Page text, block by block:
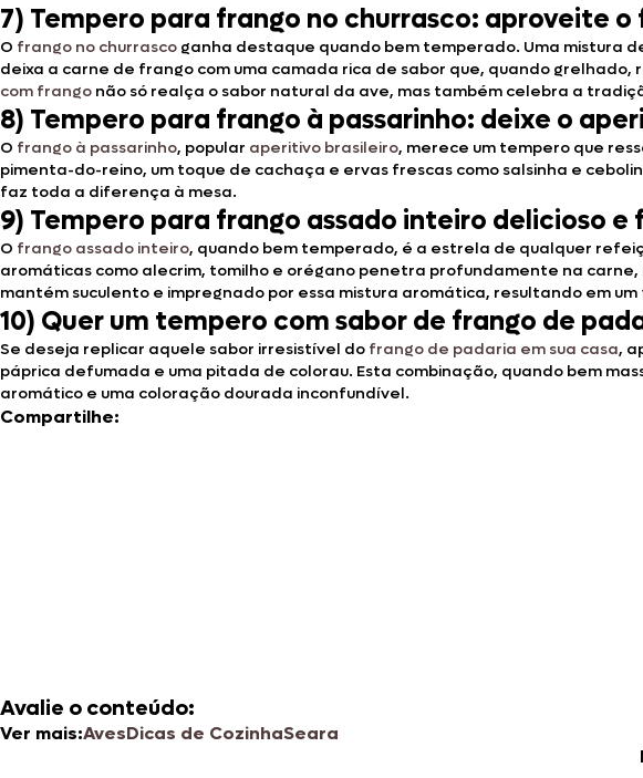
7) Tempero para frango no churrasco: aproveite
O frango no churrasco ganha destaque quando bem temperado. Uma mistura
deixa a carne de frango com uma camada rica de sabor que, quando
com frango não só realça o sabor natural da ave, mas também celebra a
8) Tempero para frango à passarinho: deixe o
O frango à passarinho, popular aperitivo brasileiro, merece um tempero que
pimenta-do-reino, um toque de cachaça e ervas frescas como salsinha e
faz toda a diferença à mesa.
9) Tempero para frango assado inteiro delicioso e
O frango assado inteiro, quando bem temperado, é a estrela de qualquer
aromáticas como alecrim, tomilho e orégano penetra profundamente na
mantém suculento e impregnado por essa mistura aromática, resultando em um
10) Quer um tempero com sabor de frango de
Se deseja replicar aquele sabor irresistível do frango de padaria em sua casa,
páprica defumada e uma pitada de colorau. Esta combinação, quando bem
aromático e uma coloração dourada inconfundível.
Compartilhe:
Avalie o conteúdo:
Ver mais:AvesDicas de CozinhaSeara